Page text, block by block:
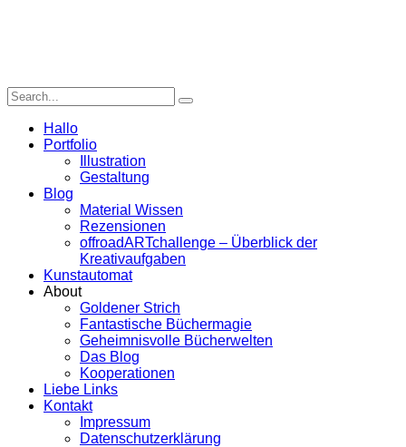
Hallo
Portfolio
Illustration
Gestaltung
Blog
Material Wissen
Rezensionen
offroadARTchallenge – Überblick der
Kreativaufgaben
Kunstautomat
About
Goldener Strich
Fantastische Büchermagie
Geheimnisvolle Bücherwelten
Das Blog
Kooperationen
Liebe Links
Kontakt
Impressum
Datenschutzerklärung